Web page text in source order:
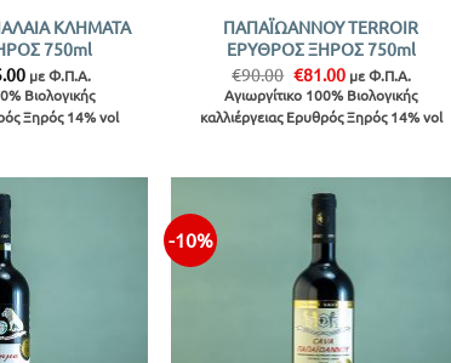
ΚΛΗΜΑΤΑ
750ml
Price
range:
€36.00
through
με Φ.Π.Α.
Βιολογικής
Ξηρός 14% vol
ΠΑΠΑΪΩΑΝΝΟΥ TERROIR
ΕΡΥΘΡΟΣ ΞΗΡΟΣ 750ml
€90.00 Original
price
was:
€90.00.
€81.00Η
τρέχουσα
τιμή
είναι:
με Φ.Π.Α.
Αγιωργίτικο 100% Βιολογικής
καλλιέργειας Ερυθρός Ξηρός 14% vol
-10%